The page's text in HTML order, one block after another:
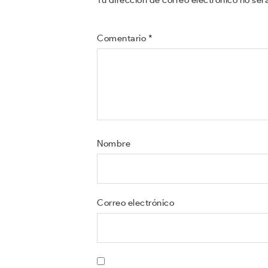
Comentario *
Nombre
Correo electrónico